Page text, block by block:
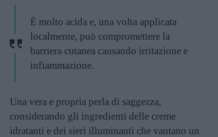
È molto acida e, una volta applicata
localmente, può compromettere la
barriera cutanea causando irritazione e
infiammazione.
Una vera e propria perla di saggezza,
considerando gli ingredienti delle creme
idratanti e dei sieri illuminanti che vantano un